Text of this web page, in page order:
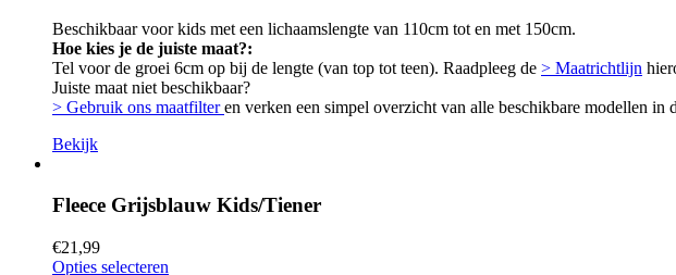
Beschikbaar voor kids met een lichaamslengte van 110cm tot en met 150cm.
Hoe kies je de juiste maat?:
Tel voor de groei 6cm op bij de lengte (van top tot teen). Raadpleeg de > Maatrichtlijn
Juiste maat niet beschikbaar?
> Gebruik ons maatfilteren verken een simpel overzicht van alle beschikbare modellen
Bekijk
Fleece Grijsblauw Kids/Tiener
€21,99
Opties selecteren